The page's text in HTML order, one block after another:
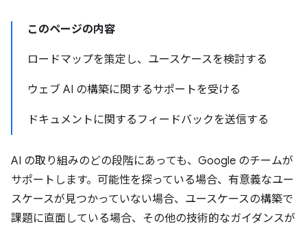
このページの内容
ロードマップを策定し、ユースケースを検討する
ウェブ AI の構築に関するサポートを受ける
ドキュメントに関するフィードバックを送信する
AI の取り組みのどの段階にあっても、Google のチームが
サポートします。可能性を探っている場合、有意義なユー
スケースが見つかっていない場合、ユースケースの構築で
課題に直面している場合、その他の技術的なガイダンスが